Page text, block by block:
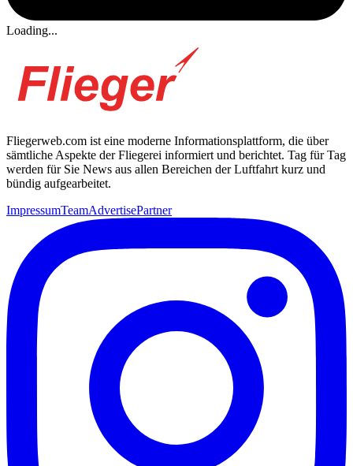
Loading...
Fliegerweb.com ist eine moderne Informationsplattform, die über
sämtliche Aspekte der Fliegerei informiert und berichtet. Tag für Tag
werden für Sie News aus allen Bereichen der Luftfahrt kurz und
bündig aufgearbeitet.
ImpressumTeamAdvertisePartner